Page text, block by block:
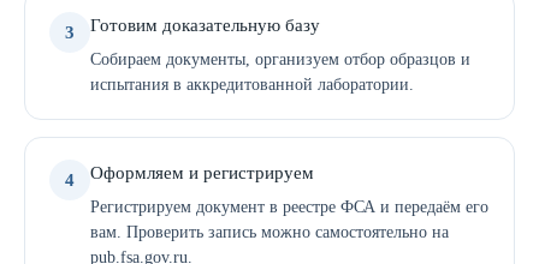
3 Готовим доказательную базу
Собираем документы, организуем отбор образцов и
испытания в аккредитованной лаборатории.
4 Оформляем и регистрируем
Регистрируем документ в реестре ФСА и передаём его
вам. Проверить запись можно самостоятельно на
pub.fsa.gov.ru.